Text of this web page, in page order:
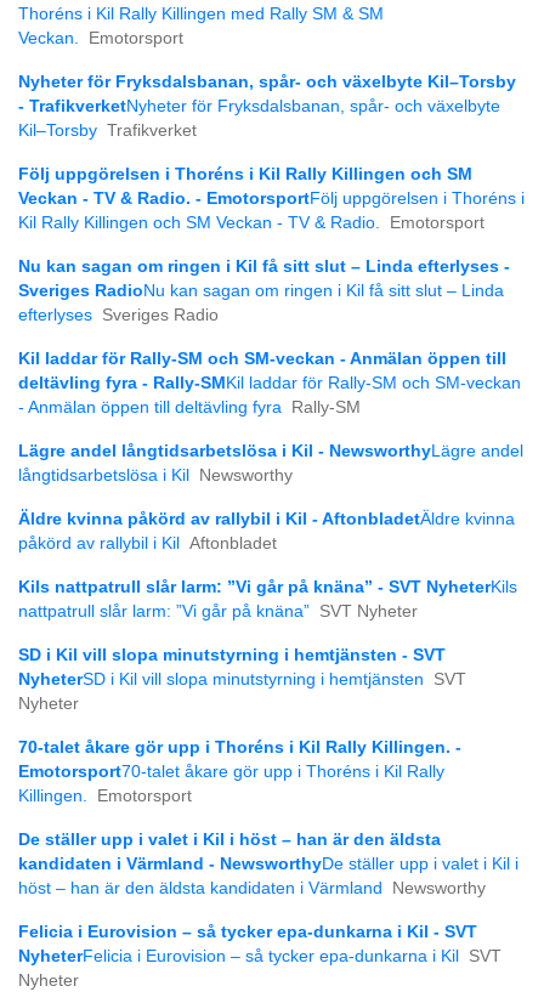
Thoréns i Kil Rally Killingen med Rally SM & SM
Veckan.
Emotorsport
Nyheter för Fryksdalsbanan, spår- och växelbyte Kil–Torsby
- TrafikverketNyheter för Fryksdalsbanan, spår- och växelbyte
Kil–Torsby Trafikverket
Följ uppgörelsen i Thoréns i Kil Rally Killingen och SM
Veckan - TV & Radio. - EmotorsportFölj uppgörelsen i Thoréns i
Kil Rally Killingen och SM Veckan - TV & Radio.
Emotorsport
Nu kan sagan om ringen i Kil få sitt slut – Linda efterlyses -
Sveriges Radio Nu kan sagan om ringen i Kil få sitt slut – Linda
efterlyses Sveriges Radio
Kil laddar för Rally-SM och SM-veckan - Anmälan öppen till
deltävling fyra - Rally-SM Kil laddar för Rally-SM och SM-veckan
- Anmälan öppen till deltävling fyra
Rally-SM
Lägre andel långtids­arbetslösa i Kil - NewsworthyLägre andel
långtids­arbetslösa i Kil
Newsworthy
Äldre kvinna påkörd av rallybil i Kil - AftonbladetÄldre kvinna
påkörd av rallybil i Kil
Aftonbladet
Kils nattpatrull slår larm: ”Vi går på knäna” - SVT NyheterKils
nattpatrull slår larm: ”Vi går på knäna” SVT Nyheter
SD i Kil vill slopa minutstyrning i hemtjänsten - SVT
NyheterSD i Kil vill slopa minutstyrning i hemtjänsten
SVT
Nyheter
70-talet åkare gör upp i Thoréns i Kil Rally Killingen. -
Emotorsport70-talet åkare gör upp i Thoréns i Kil Rally
Killingen.
Emotorsport
De ställer upp i valet i Kil i höst – han är den äldsta
kandidaten i Värmland - NewsworthyDe ställer upp i valet i Kil i
höst – han är den äldsta kandidaten i Värmland
Newsworthy
Felicia i Eurovision – så tycker epa-dunkarna i Kil - SVT
NyheterFelicia i Eurovision – så tycker epa-dunkarna i Kil
SVT
Nyheter